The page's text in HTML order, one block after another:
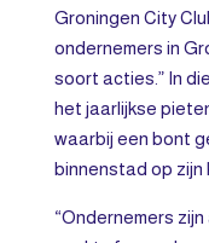
Groningen City
ondernemers in
soort acties.” In
het jaarlijkse
waarbij een bont
binnenstad op zijn
“Ondernemers